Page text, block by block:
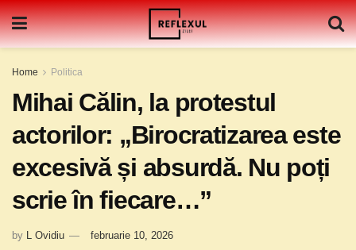
Home Politica
Mihai Călin, la protestul
actorilor: „Birocratizarea este
excesivă și absurdă. Nu poți
scrie în fiecare…”
by L Ovidiu februarie 10, 2026